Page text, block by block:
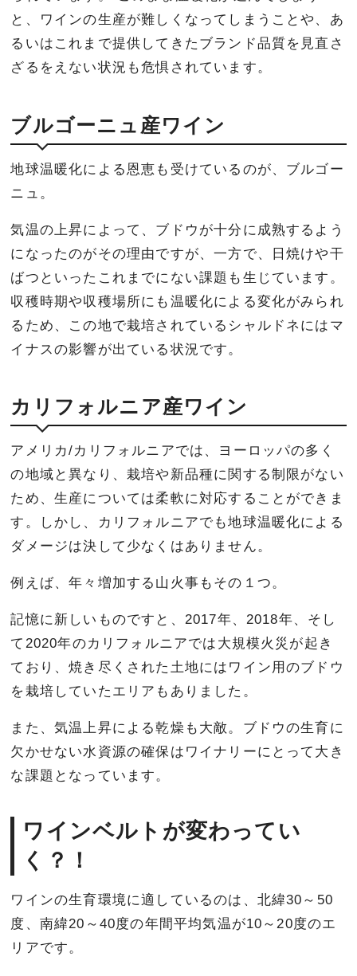
と、ワインの生産が難しくなってしまうことや、あ
るいはこれまで提供してきたブランド品質を見直さ
ざるをえない状況も危惧されています。
ブルゴーニュ産ワイン
地球温暖化による恩恵も受けているのが、ブルゴー
ニュ。
気温の上昇によって、ブドウが十分に成熟するよう
になったのがその理由ですが、一方で、日焼けや干
ばつといったこれまでにない課題も生じています。
収穫時期や収穫場所にも温暖化による変化がみられ
るため、この地で栽培されているシャルドネにはマ
イナスの影響が出ている状況です。
カリフォルニア産ワイン
アメリカ/カリフォルニアでは、ヨーロッパの多く
の地域と異なり、栽培や新品種に関する制限がない
ため、生産については柔軟に対応することができま
す。しかし、カリフォルニアでも地球温暖化による
ダメージは決して少なくはありません。
例えば、年々増加する山火事もその１つ。
記憶に新しいものですと、2017年、2018年、そし
て2020年のカリフォルニアでは大規模火災が起き
ており、焼き尽くされた土地にはワイン用のブドウ
を栽培していたエリアもありました。
また、気温上昇による乾燥も大敵。ブドウの生育に
欠かせない水資源の確保はワイナリーにとって大き
な課題となっています。
ワインベルトが変わってい
く？！
ワインの生育環境に適しているのは、北緯30～50
度、南緯20～40度の年間平均気温が10～20度のエ
リアです。